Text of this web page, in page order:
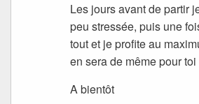
Les jours avant de partir
peu stressée, puis une
tout et je profite au
en sera de même pour toi
A bientôt